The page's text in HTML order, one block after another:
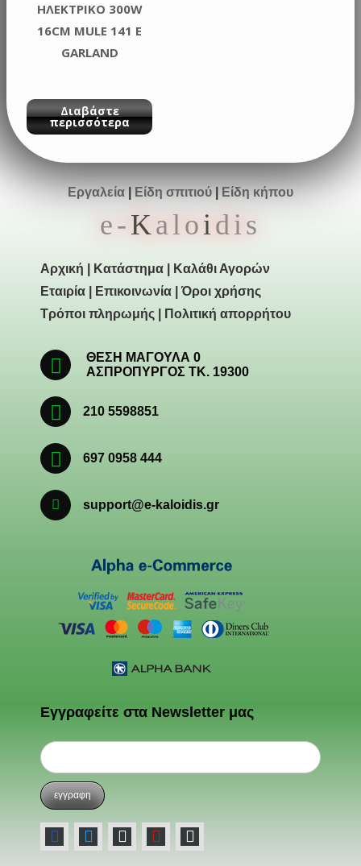
ΗΛΕΚΤΡΙΚΟ 300W
16CM MULE 141 E
GARLAND
Διαβάστε
περισσότερα
Εργαλεία Είδη σπιτιού Είδη κήπου
e-Kaloi dis
Αρχική Κατάστημα
Καλάθι Αγορών
Εταιρία
Επικοινωνία |Όροι χρήσης
Τρόποι πληρωμής
Πολιτική απορρήτου
ΘΕΣΗ ΜΑΓΟΥΛΑ 0
ΑΣΠΡΟΠΥΡΓΟΣ ΤΚ. 19300
210 5598851
697 0958 444
support@e-kaloidis.gr
Εγγραφείτε στα Newsletter μας